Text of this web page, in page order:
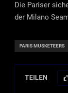
Die Pariser
der Milano
PARIS MUSKETEERS
TEILEN